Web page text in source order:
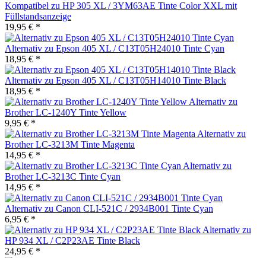
Kompatibel zu HP 305 XL / 3YM63AE Tinte Color XXL mit
Füllstandsanzeige
19,95 € *
Alternativ zu Epson 405 XL / C13T05H24010 Tinte Cyan
18,95 € *
Alternativ zu Epson 405 XL / C13T05H14010 Tinte Black
18,95 € *
Alternativ zu
Brother LC-1240Y Tinte Yellow
9,95 € *
Alternativ zu
Brother LC-3213M Tinte Magenta
14,95 € *
Alternativ zu
Brother LC-3213C Tinte Cyan
14,95 € *
Alternativ zu Canon CLI-521C / 2934B001 Tinte Cyan
6,95 € *
Alternativ zu
HP 934 XL / C2P23AE Tinte Black
24,95 € *